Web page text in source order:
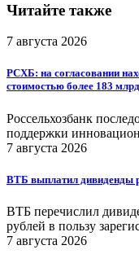
Читайте также
7 августа 2026
РСХБ: на согласовании
стоимостью более 183
Россельхозбанк
поддержки
7 августа 2026
ВТБ выплатил дивиденды
ВТБ перечислил
рублей в пользу
7 августа 2026